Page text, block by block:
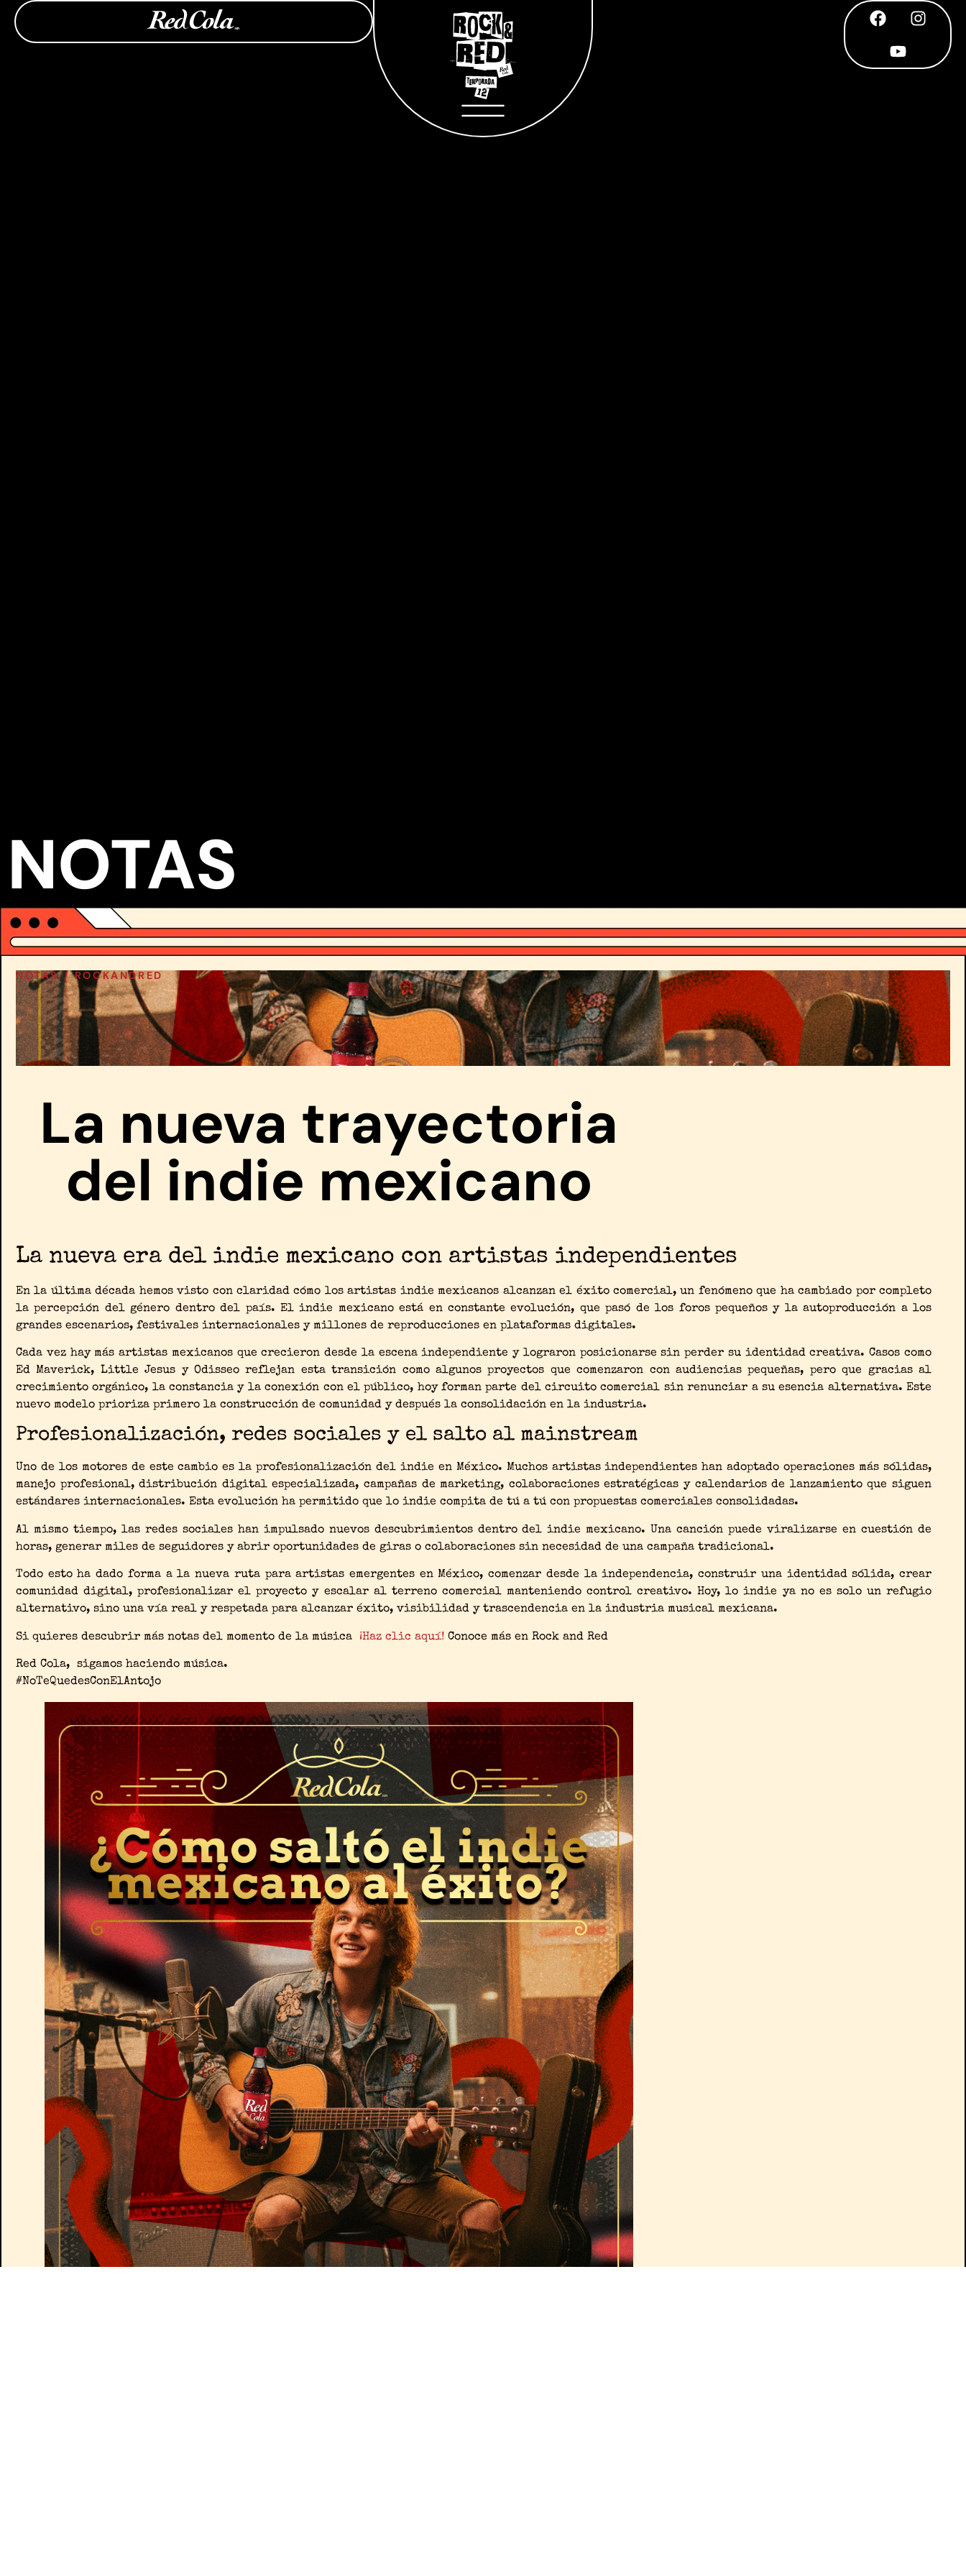
NOTAS
NOTAS /ROCKANDRED
La nueva trayectoria
del indie mexicano
La nueva era del indie mexicano con artistas independientes
En la última década hemos visto con claridad cómo los artistas indie mexicanos alcanzan el éxito comercial, un fenómeno que ha cambiado por completo
la percepción del género dentro del país. El indie mexicano está en constante evolución, que pasó de los foros pequeños y la autoproducción a los
grandes escenarios, festivales internacionales y millones de reproducciones en plataformas digitales.
Cada vez hay más artistas mexicanos que crecieron desde la escena independiente y lograron posicionarse sin perder su identidad creativa. Casos como
Ed Maverick, Little Jesus y Odisseo reflejan esta transición como algunos proyectos que comenzaron con audiencias pequeñas, pero que gracias al
crecimiento orgánico, la constancia y la conexión con el público, hoy forman parte del circuito comercial sin renunciar a su esencia alternativa. Este
nuevo modelo prioriza primero la construcción de comunidad y después la consolidación en la industria.
Profesionalización, redes sociales y el salto al mainstream
Uno de los motores de este cambio es la profesionalización del indie en México. Muchos artistas independientes han adoptado operaciones más sólidas,
manejo profesional, distribución digital especializada, campañas de marketing, colaboraciones estratégicas y calendarios de lanzamiento que siguen
estándares internacionales. Esta evolución ha permitido que lo indie compita de tú a tú con propuestas comerciales consolidadas.
Al mismo tiempo, las redes sociales han impulsado nuevos descubrimientos dentro del indie mexicano. Una canción puede viralizarse en cuestión de
horas, generar miles de seguidores y abrir oportunidades de giras o colaboraciones sin necesidad de una campaña tradicional.
Todo esto ha dado forma a la nueva ruta para artistas emergentes en México, comenzar desde la independencia, construir una identidad sólida, crear
comunidad digital, profesionalizar el proyecto y escalar al terreno comercial manteniendo control creativo. Hoy, lo indie ya no es solo un refugio
alternativo, sino una vía real y respetada para alcanzar éxito, visibilidad y trascendencia en la industria musical mexicana.
Si quieres descubrir más notas del momento de la música ¡Haz clic aquí! Conoce más en Rock and Red
Red Cola, sigamos haciendo música.
#NoTeQuedesConElAntojo